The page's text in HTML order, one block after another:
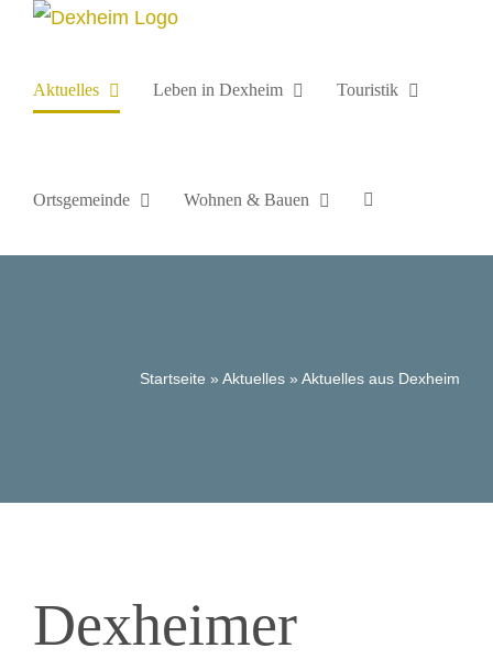
Zum
springen
Aktuelles Leben in Dexheim Touristik
Ortsgemeinde Wohnen & Bauen
Startseite » Aktuelles » Aktuelles aus Dexheim
Dexheimer